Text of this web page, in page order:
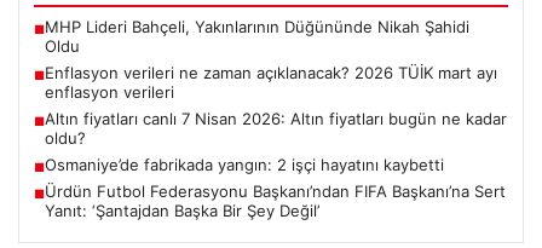
■MHP Lideri Bahçeli, Yakınlarının Düğününde Nikah Şahidi
Oldu
■Enflasyon verileri ne zaman açıklanacak? 2026 TÜİK mart ayı
enflasyon verileri
■Altın fiyatları canlı 7 Nisan 2026: Altın fiyatları bugün ne kadar
oldu?
■Osmaniye’de fabrikada yangın: 2 işçi hayatını kaybetti
■Ürdün Futbol Federasyonu Başkanı’ndan FIFA Başkanı’na Sert
Yanıt: ‘Şantajdan Başka Bir Şey Değil’